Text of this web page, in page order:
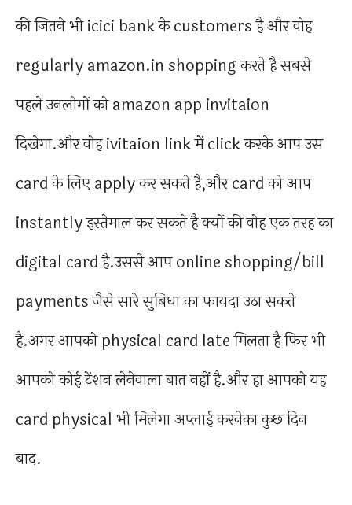
की जितने भी icici bank के customers है और वोह
regularly amazon.in shopping करते है सबसे
पहले उनलोगों को amazon app invitaion
दिखेगा.और वोह ivitaion link में click करके आप उस
card के लिए apply कर सकते है,और card को आप
instantly इस्तेमाल कर सकते है क्यों की वोह एक तरह का
digital card है.उससे आप online shopping/bill
payments जैसे सारे सुबिधा का फायदा उठा सकते
है.अगर आपको physical card late मिलता है फिर भी
आपको कोई टेंशन लेनेवाला बात नहीं है.और हा आपको यह
card physical भी मिलेगा अप्लाई करनेका कुछ दिन
बाद.